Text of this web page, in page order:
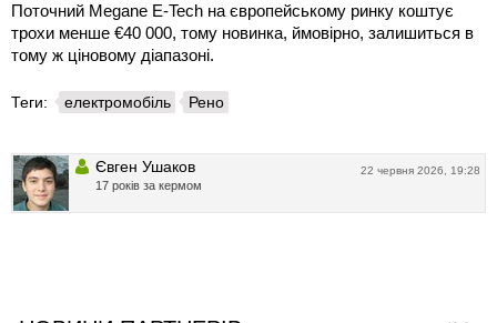
Поточний Megane E-Tech на європейському ринку коштує
трохи менше €40 000, тому новинка, ймовірно, залишиться в
тому ж ціновому діапазоні.
Теги: електромобіль Рено
22 червня 2026, 19:28
Євген Ушаков
17 років за кермом